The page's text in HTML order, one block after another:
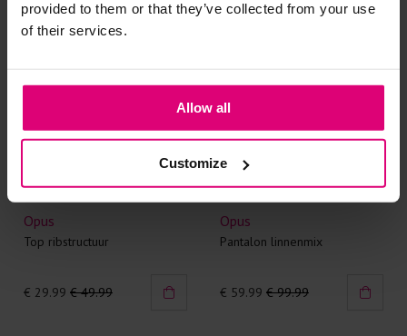
provided to them or that they’ve collected from your use
of their services.
Allow all
Customize
Opus
Top ribstructuur
€ 29.99 € 49.99
Opus
Pantalon linnenmix
€ 59.99 € 99.99